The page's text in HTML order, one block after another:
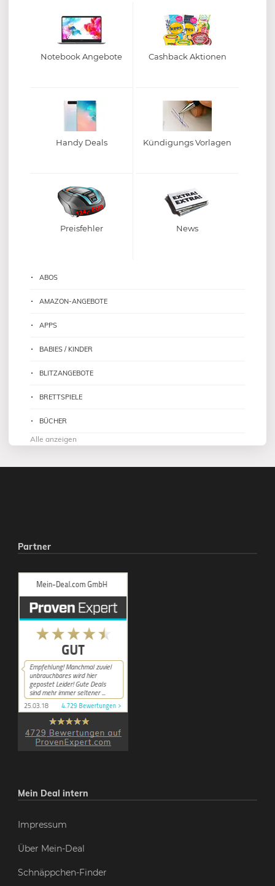
Notebook Angebote Cashback Aktionen
Handy Deals Kündigungs Vorlagen
Preisfehler News
ABOS
AMAZON-ANGEBOTE
APPS
BABIES / KINDER
BLITZANGEBOTE
BRETTSPIELE
BÜCHER
Alle anzeigen
Partner
Mein Deal intern
Impressum
Über Mein-Deal
Schnäppchen-Finder